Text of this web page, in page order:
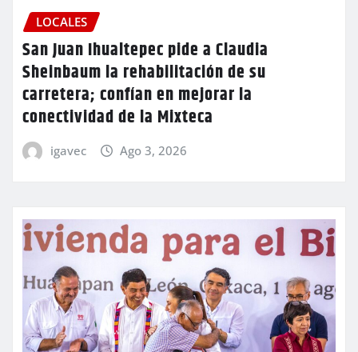
LOCALES
San Juan Ihualtepec pide a Claudia
Sheinbaum la rehabilitación de su
carretera; confían en mejorar la
conectividad de la Mixteca
igavec Ago 3, 2026